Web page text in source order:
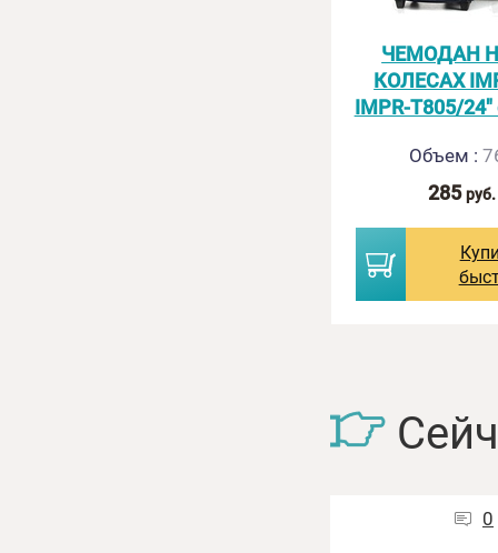
ЧЕМОДАН
КОЛЕСАХ
IMPR-T805/24"
Объем :
285 руб.
0